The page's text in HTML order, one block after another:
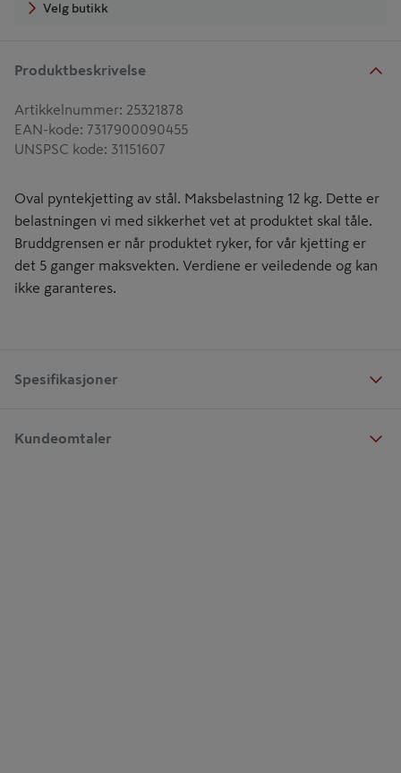
Velg butikk
Produktbeskrivelse
Artikkelnummer: 25321878
EAN-kode: 7317900090455
UNSPSC kode: 31151607
Oval pyntekjetting av stål. Maksbelastning 12 kg. Dette er
belastningen vi med sikkerhet vet at produktet skal tåle.
Bruddgrensen er når produktet ryker, for vår kjetting er
det 5 ganger maksvekten. Verdiene er veiledende og kan
ikke garanteres.
Spesifikasjoner
Kundeomtaler